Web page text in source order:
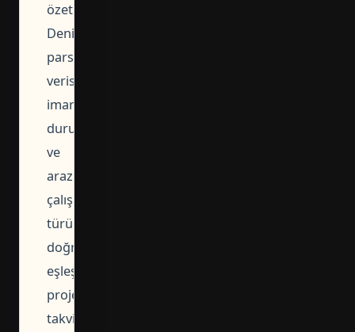
özetler.
Denizli'de
parsel
verisi,
imar
durumu
ve
arazi
çalışması
türü
doğru
eşleştirilmediğinde
proje
takvimi